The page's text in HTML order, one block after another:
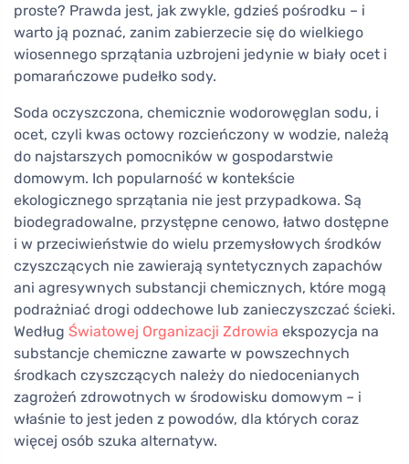
proste? Prawda jest, jak zwykle, gdzieś pośrodku – i
warto ją poznać, zanim zabierzecie się do wielkiego
wiosennego sprzątania uzbrojeni jedynie w biały ocet i
pomarańczowe pudełko sody.
Soda oczyszczona, chemicznie wodorowęglan sodu, i
ocet, czyli kwas octowy rozcieńczony w wodzie, należą
do najstarszych pomocników w gospodarstwie
domowym. Ich popularność w kontekście
ekologicznego sprzątania nie jest przypadkowa. Są
biodegradowalne, przystępne cenowo, łatwo dostępne
i w przeciwieństwie do wielu przemysłowych środków
czyszczących nie zawierają syntetycznych zapachów
ani agresywnych substancji chemicznych, które mogą
podrażniać drogi oddechowe lub zanieczyszczać ścieki.
Według Światowej Organizacji Zdrowia ekspozycja na
substancje chemiczne zawarte w powszechnych
środkach czyszczących należy do niedocenianych
zagrożeń zdrowotnych w środowisku domowym – i
właśnie to jest jeden z powodów, dla których coraz
więcej osób szuka alternatyw.